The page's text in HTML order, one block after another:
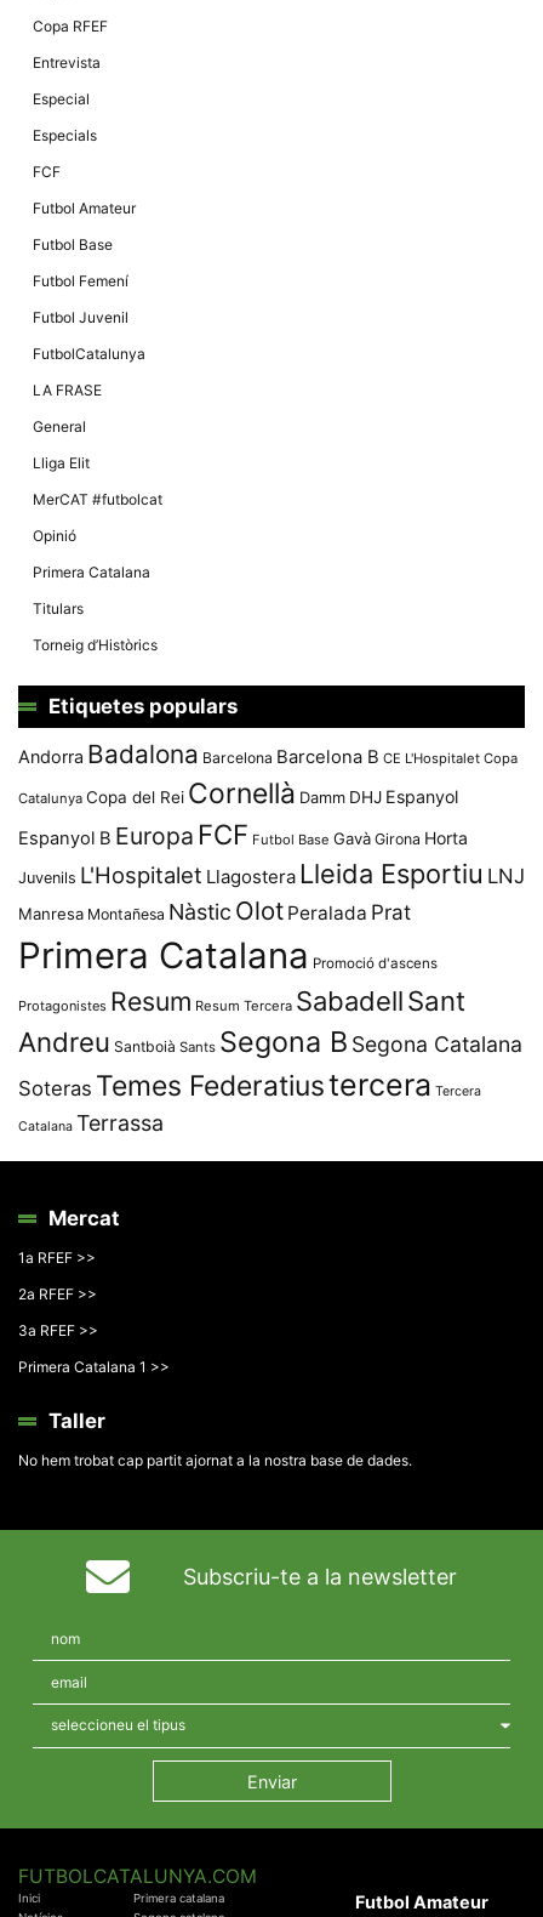
Copa RFEF
Entrevista
Especial
Especials
FCF
Futbol Amateur
Futbol Base
Futbol Femení
Futbol Juvenil
FutbolCatalunya
LA FRASE
General
Lliga Elit
MerCAT #futbolcat
Opinió
Primera Catalana
Titulars
Torneig d’Històrics
Etiquetes populars
Andorra Badalona Barcelona Barcelona B CE L'Hospitalet Copa
Catalunya Copa del Rei Cornellà Damm DHJ Espanyol
Espanyol B Europa FCF Futbol Base Gavà Girona Horta
Juvenils L'Hospitalet Llagostera Lleida Esportiu LNJ
Manresa Montañesa Nàstic Olot Peralada Prat
Primera Catalana Promoció d'ascens
Protagonistes Resum Resum Tercera SabadellSant
Andreu Santboià Sants Segona B Segona Catalana
Soteras Temes Federatiustercera Tercera
Catalana Terrassa
Mercat
1a RFEF >>
2a RFEF >>
3a RFEF >>
Primera Catalana 1 >>
Taller
No hem trobat cap partit ajornat a la nostra base de dades.
Subscriu-te a la newsletter
FUTBOLCATALUNYA.COM
Inici
Primera catalana
Futbol Amateur